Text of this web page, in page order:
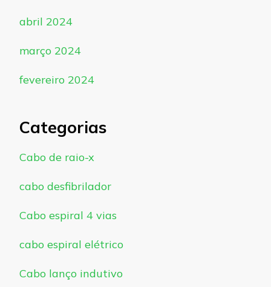
abril 2024
março 2024
fevereiro 2024
Categorias
Cabo de raio-x
cabo desfibrilador
Cabo espiral 4 vias
cabo espiral elétrico
Cabo lanço indutivo